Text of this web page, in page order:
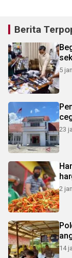
Berita
5
23
2
14